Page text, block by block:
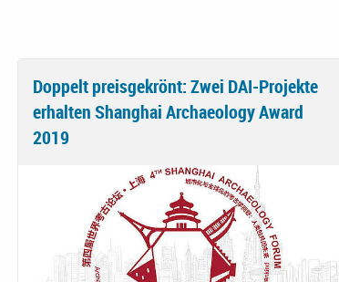
Doppelt preisgekrönt: Zwei DAI-Projekte
erhalten Shanghai Archaeology Award
2019